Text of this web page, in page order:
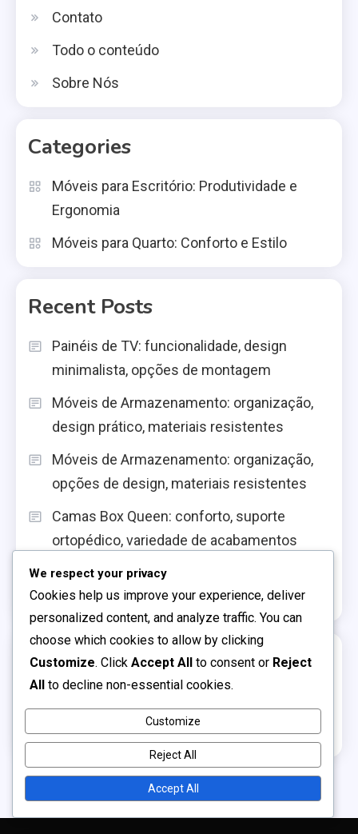
Contato
Todo o conteúdo
Sobre Nós
Categories
Móveis para Escritório: Produtividade e
Ergonomia
Móveis para Quarto: Conforto e Estilo
Recent Posts
Painéis de TV: funcionalidade, design
minimalista, opções de montagem
Móveis de Armazenamento: organização,
design prático, materiais resistentes
Móveis de Armazenamento: organização,
opções de design, materiais resistentes
Camas Box Queen: conforto, suporte
ortopédico, variedade de acabamentos
Mesas de Cabeceira: funcionalidade, design
elegante, opções de armazenamento
Archives
November 2025
We respect your privacy
Cookies help us improve your experience, deliver
personalized content, and analyze traffic. You can
choose which cookies to allow by clicking
Customize. Click Accept All to consent or Reject
All to decline non-essential cookies.
Customize
Reject All
Accept All